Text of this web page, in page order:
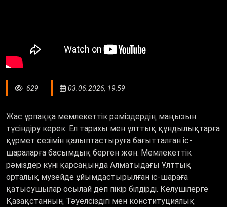
629 03.06.2026, 19:59
Жас ұрпаққа мемлекеттік рәміздердің маңызын
түсіндіру керек. Ел тарихы мен ұлттық құндылықтарға
құрмет сезімін қалыптастыруға бағытталған іс-
шараларға басымдық берген жөн. Мемлекеттік
рәміздер күні қарсаңында Алматыдағы Ұлттық
орталық музейде ұйымдастырылған іс-шараға
қатысушылар осылай деп пікір білдірді. Келушілерге
Қазақстанның Тәуелсіздігі мен конституциялық